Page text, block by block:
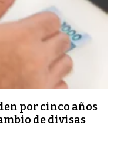
por cinco años
de divisas